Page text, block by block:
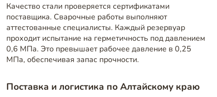
Качество стали проверяется сертификатами
поставщика. Сварочные работы выполняют
аттестованные специалисты. Каждый резервуар
проходит испытание на герметичность под давлением
0,6 МПа. Это превышает рабочее давление в 0,25
МПа, обеспечивая запас прочности.
Поставка и логистика по Алтайскому краю